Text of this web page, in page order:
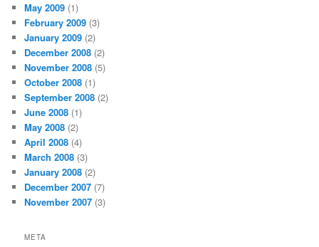
May 2009 (1)
February 2009 (3)
January 2009 (2)
December 2008 (2)
November 2008 (5)
October 2008 (1)
September 2008 (2)
June 2008 (1)
May 2008 (2)
April 2008 (4)
March 2008 (3)
January 2008 (2)
December 2007 (7)
November 2007 (3)
META